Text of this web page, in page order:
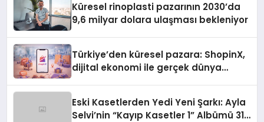
Küresel rinoplasti pazarının 2030’da
9,6 milyar dolara ulaşması bekleniyor
Türkiye’den küresel pazara: ShopinX,
dijital ekonomi ile gerçek dünya
Eski Kasetlerden Yedi Yeni Şarkı: Ayla
Selvi’nin “Kayıp Kasetler 1” Albümü 31